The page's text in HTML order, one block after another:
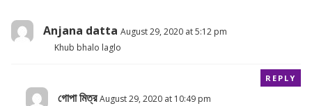
Anjana datta August 29, 2020 at 5:12 pm
Khub bhalo laglo
REPLY
গোপা মিত্র August 29, 2020 at 10:49 pm